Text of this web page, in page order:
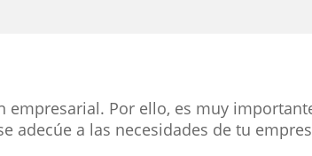
Por ello, es muy
adecúe a las necesidades de tu